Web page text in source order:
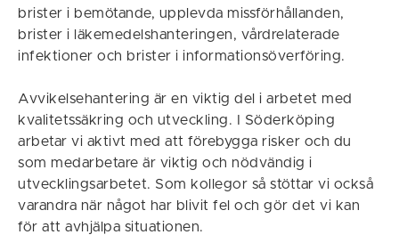
brister i bemötande, upplevda missförhållanden,
brister i läkemedelshanteringen, vårdrelaterade
infektioner och brister i informationsöverföring.
Avvikelsehantering är en viktig del i arbetet med
kvalitetssäkring och utveckling. I Söderköping
arbetar vi aktivt med att förebygga risker och du
som medarbetare är viktig och nödvändig i
utvecklingsarbetet. Som kollegor så stöttar vi också
varandra när något har blivit fel och gör det vi kan
för att avhjälpa situationen.